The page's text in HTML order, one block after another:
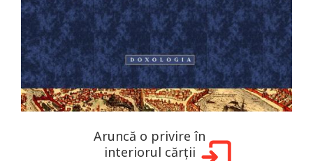
Aruncă o privire în
interiorul cărții